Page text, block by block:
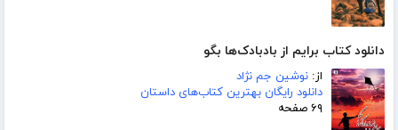
دانلود کتاب برایم از بادبادک‌ها بگو
از: نوشین جم نژاد
دانلود رایگان بهترین کتاب‌های داستان
۶۹ صفحه